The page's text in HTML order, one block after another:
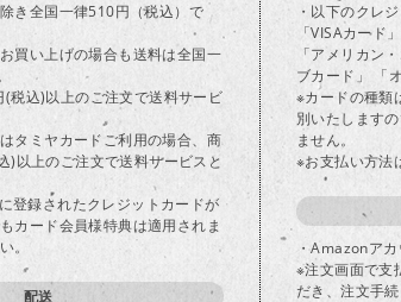
き全国一律510円（税込）で
買い上げの場合も送料は全国一
(税込)以上のご注文で送料サービ
タミヤカードご利用の場合、商
)以上のご注文で送料サービスと
登録されたクレジットカードが
カード会員様特典は適用されま
。
配送
・以下のクレ
「VISAカード
「アメリカン
ブカード」 「
※カードの種類
別いたします
ません。
※お支払い方法
・Amazonア
※注文画面で支
だき、注文手